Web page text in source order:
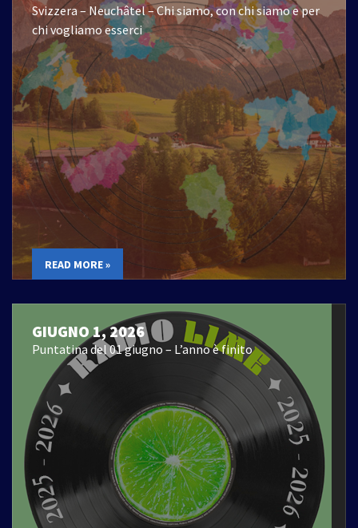
Svizzera – Neuchâtel – Chi siamo, con chi siamo e per
chi vogliamo esserci
READ MORE »
GIUGNO 1, 2026
Puntatina del 01 giugno – L’anno è finito